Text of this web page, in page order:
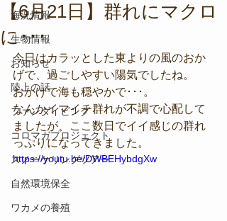
海況情報
生物情報
お知らせ
陸上の話
ファンダイビング
コロマガプロジェクト
スノーケリングツアー
自然環境保全
ワカメの養殖
【6月21日】群れにマクロ
に･･･
今日はカラッとした東よりの風のおか
げで、過ごしやすい陽気でしたね。
おかげで海も穏やかで･･･。
なんかイマイチ群れが不調で心配して
ましたが、ここ数日でイイ感じの群れ
っぷりになってきました。
https://youtu.be/DWBEHybdgXw